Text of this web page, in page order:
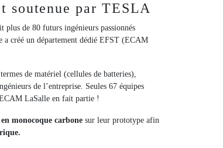
soutenue par TESLA
de 80 futurs ingénieurs passionnés
a créé un département dédié EFST (ECAM
de matériel (cellules de batteries),
de l’entreprise. Seules 67 équipes
ECAM LaSalle en fait partie !
monocoque carbone sur leur prototype afin